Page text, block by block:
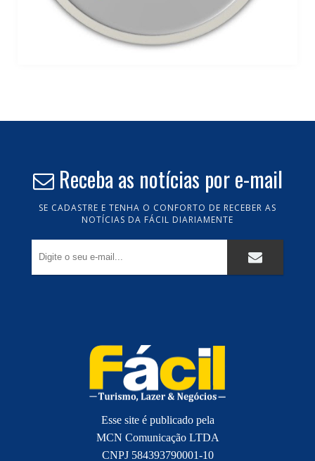
Receba as notícias por e-mail
SE CADASTRE E TENHA O CONFORTO DE RECEBER AS
NOTÍCIAS DA FÁCIL DIARIAMENTE
Esse site é publicado pela
MCN Comunicação LTDA
CNPJ 584393790001-10